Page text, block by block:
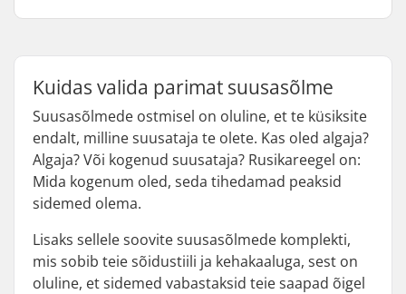
Kuidas valida parimat suusasõlme
Suusasõlmede ostmisel on oluline, et te küsiksite
endalt, milline suusataja te olete. Kas oled algaja?
Algaja? Või kogenud suusataja? Rusikareegel on:
Mida kogenum oled, seda tihedamad peaksid
sidemed olema.
Lisaks sellele soovite suusasõlmede komplekti,
mis sobib teie sõidustiili ja kehakaaluga, sest on
oluline, et sidemed vabastaksid teie saapad õigel